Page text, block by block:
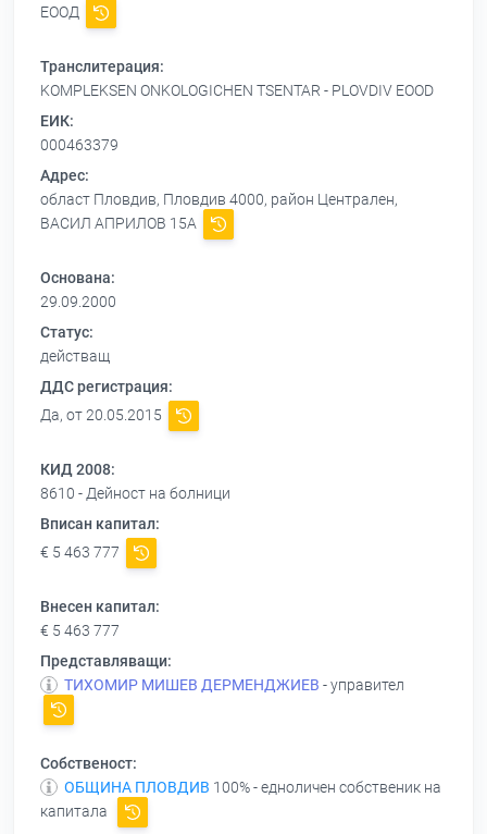
ЕООД
Транслитерация:
KOMPLEKSEN ONKOLOGICHEN TSENTAR - PLOVDIV EOOD
ЕИК:
000463379
Адрес:
област Пловдив, Пловдив 4000, район Централен,
ВАСИЛ АПРИЛОВ 15А
Основана:
29.09.2000
Статус:
действащ
ДДС регистрация:
Да, от 20.05.2015
КИД 2008:
8610 - Дейност на болници
Вписан капитал:
€ 5 463 777
Внесен капитал:
€ 5 463 777
Представляващи:
ТИХОМИР МИШЕВ ДЕРМЕНДЖИЕВ - управител
Собственост:
ОБЩИНА ПЛОВДИВ 100% - едноличен собственик на
капитала